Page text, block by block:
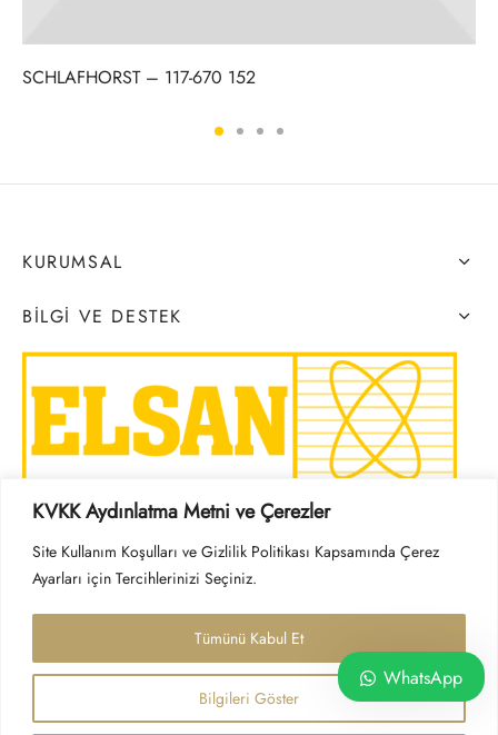
KVKK Aydınlatma Metni ve Çerezler
Site Kullanım Koşulları ve Gizlilik Politikası Kapsamında Çerez
Ayarları için Tercihlerinizi Seçiniz.
Bilgileri Göster
Tümünü Kabul Et
SCHLAFHORST – 117-670 152
KURUMSAL
BILGI VE DESTEK
SOSYAL MEDYA
Çerez Politikası
WhatsApp